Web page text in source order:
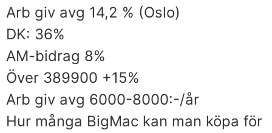
Arb giv avg 14,2 % (Oslo)
DK: 36%
AM-bidrag 8%
Över 389900 +15%
Arb giv avg 6000-8000:-/år
Hur många BigMac kan man köpa för